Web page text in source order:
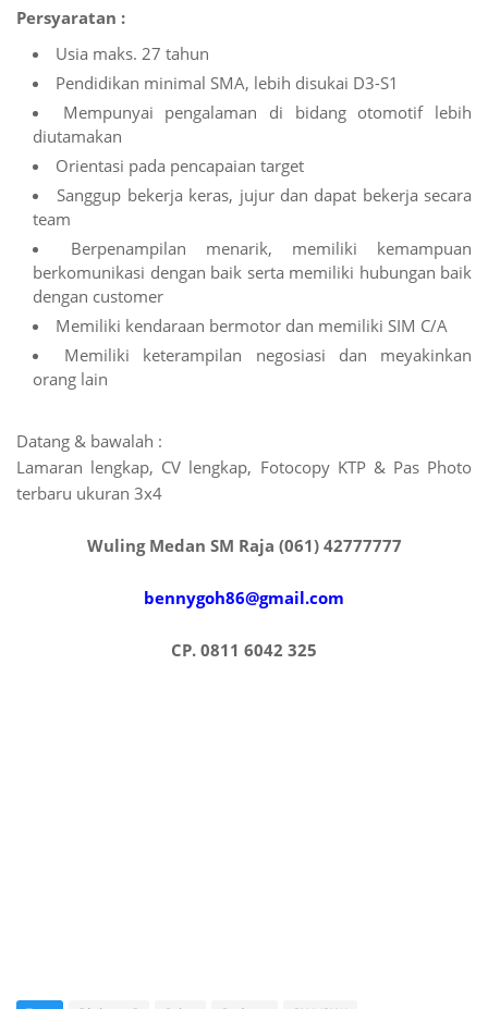
Persyaratan :
Usia maks. 27 tahun
Pendidikan minimal SMA, lebih disukai D3-S1
Mempunyai pengalaman di bidang otomotif lebih
diutamakan
Orientasi pada pencapaian target
Sanggup bekerja keras, jujur dan dapat bekerja secara
team
Berpenampilan menarik, memiliki kemampuan
berkomunikasi dengan baik serta memiliki hubungan baik
dengan customer
Memiliki kendaraan bermotor dan memiliki SIM C/A
Memiliki keterampilan negosiasi dan meyakinkan
orang lain
Datang & bawalah :
Lamaran lengkap, CV lengkap, Fotocopy KTP & Pas Photo
terbaru ukuran 3x4
Wuling Medan SM Raja (061) 42777777
bennygoh86@gmail.com
CP. 0811 6042 325